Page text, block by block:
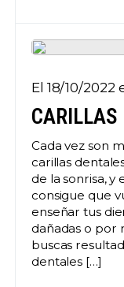
El 18/10/2022
CARILLAS
Cada vez son
carillas
de la sonrisa,
consigue que
enseñar tus
dañadas o por
buscas
dentales […]